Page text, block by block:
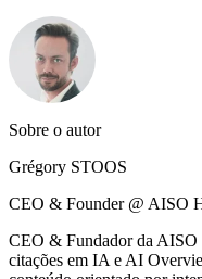
Sobre o autor
Grégory STOOS
CEO & Founder @ AISO
CEO & Fundador da AISO
citações em IA e AI